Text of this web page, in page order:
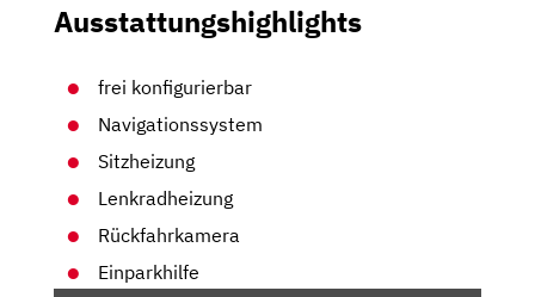
Ausstattungshighlights
frei konfigurierbar
Navigationssystem
Sitzheizung
Lenkradheizung
Rückfahrkamera
Einparkhilfe